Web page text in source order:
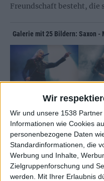
Wir
Wir und unsere 1538
Informationen wie Cookies
personenbezogene Daten
Standardinformationen, die
Werbung und Inhalte,
Zielgruppenforschung und
werden.
Mit Ihrer Erlaubnis
Freundschaft besteht, die
Galerie mit 25 Bildern: Saxon -